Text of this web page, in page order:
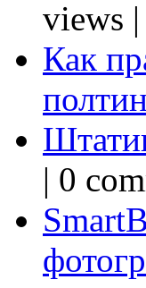
views |
Как
| 0